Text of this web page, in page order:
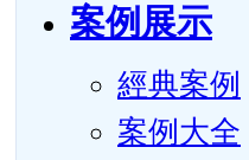
案例展示
經典案例
案例大全